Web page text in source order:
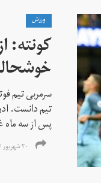
ورزش
کونته:
سرمربی تیم
تیم دانست.
پس از سه
۲۰ شهریور ۱۳۹۶